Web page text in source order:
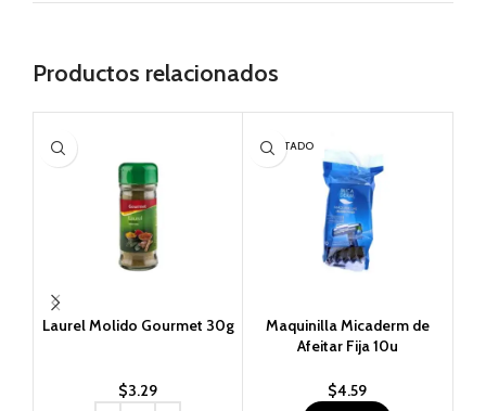
Productos relacionados
Laurel Molido Gourmet 30g
$3.29
AGOTADO
Maquinilla Micaderm de
Afeitar Fija 10u
$4.59